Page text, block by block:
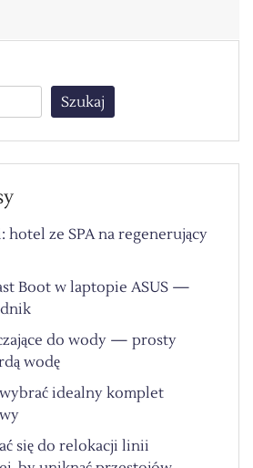
Szukaj
hotel ze SPA na regenerujący
Boot w laptopie ASUS —
do wody — prosty
wodę
idealny komplet
się do relokacji linii